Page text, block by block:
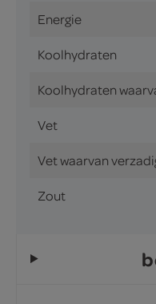
Energie
Koolhydraten
Koolhydraten
Vet
Vet waarvan
Zout